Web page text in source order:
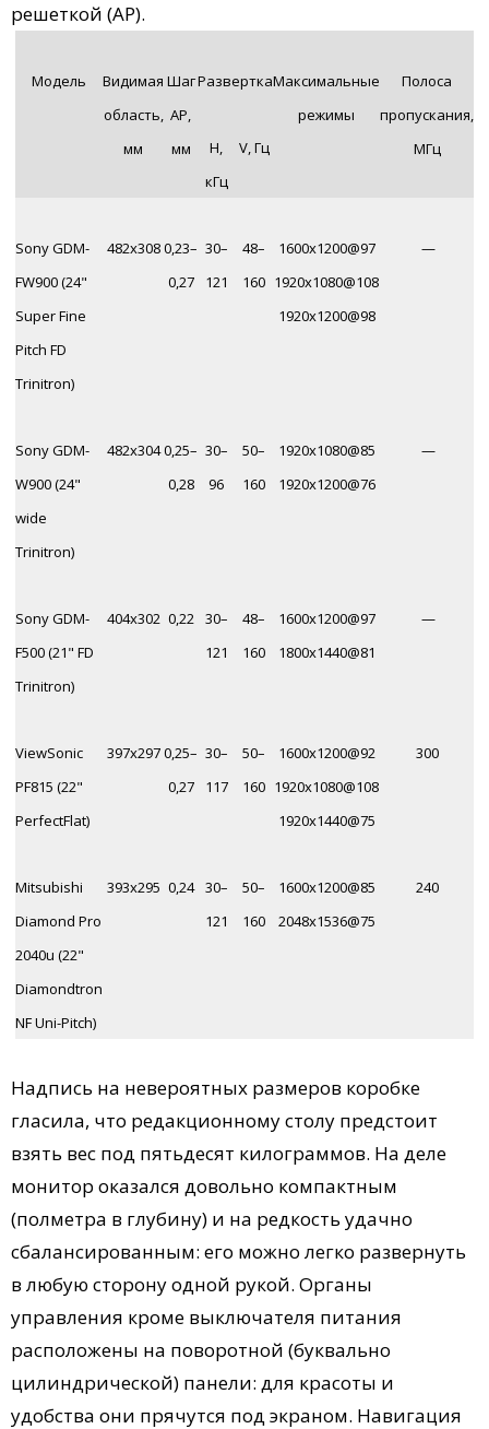
решеткой (АР).
Модель
Видимая
область,
мм
Шаг
АР,
мм
РазверткаМаксимальные
режимы
Полоса
пропускания,
МГц
H,
кГц
V, Гц
Sony GDM-
FW900 (24"
Super Fine
Pitch FD
Trinitron)
482x3080,23–
0,27
30–
121
48–
160
1600х1200@97
1920х1080@108
1920х1200@98
—
Sony GDM-
W900 (24"
wide
Trinitron)
482x3040,25–
0,28
30–
96
50–
160
1920х1080@85
1920х1200@76
—
Sony GDM-
F500 (21" FD
Trinitron)
404x302 0,22 30–
121
48–
160
1600х1200@97
1800х1440@81
—
ViewSonic
PF815 (22"
PerfectFlat)
397x2970,25–
0,27
30–
117
50–
160
1600х1200@92
1920х1080@108
1920х1440@75
300
Mitsubishi
Diamond Pro
2040u (22"
Diamondtron
NF Uni-Pitch)
393х295 0,24 30–
121
50–
160
1600х1200@85
2048x1536@75
240
Надпись на невероятных размеров коробке
гласила, что редакционному столу предстоит
взять вес под пятьдесят килограммов. На деле
монитор оказался довольно компактным
(полметра в глубину) и на редкость удачно
сбалансированным: его можно легко развернуть
в любую сторону одной рукой. Органы
управления кроме выключателя питания
расположены на поворотной (буквально
цилиндрической) панели: для красоты и
удобства они прячутся под экраном. Навигация